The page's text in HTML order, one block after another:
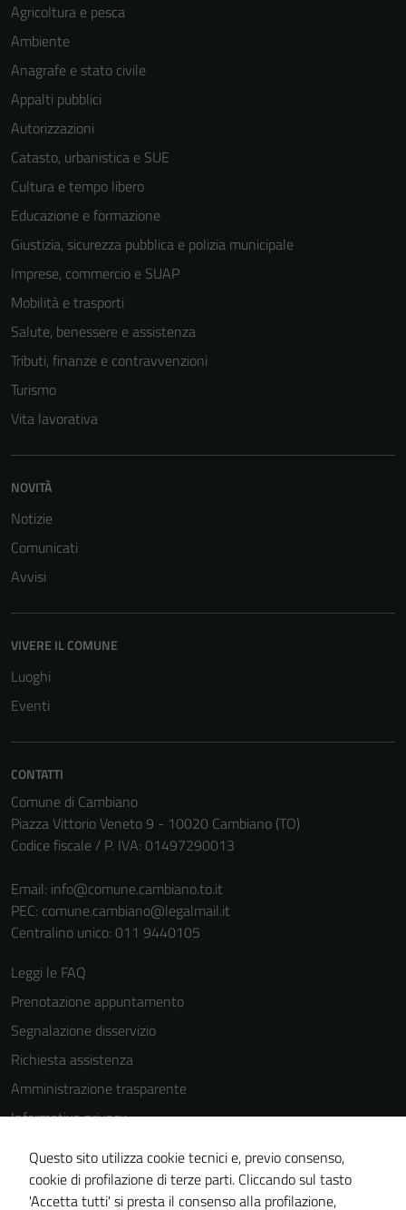
Agricoltura e pesca
Ambiente
Anagrafe e stato civile
Appalti pubblici
Autorizzazioni
Catasto, urbanistica e SUE
Cultura e tempo libero
Educazione e formazione
Giustizia, sicurezza pubblica e polizia municipale
Imprese, commercio e SUAP
Mobilità e trasporti
Salute, benessere e assistenza
Tributi, finanze e contravvenzioni
Turismo
Vita lavorativa
NOVITÀ
Notizie
Comunicati
Avvisi
VIVERE IL COMUNE
Luoghi
Eventi
CONTATTI
Comune di Cambiano
Piazza Vittorio Veneto 9 - 10020 Cambiano (TO)
Codice fiscale / P. IVA: 01497290013
Email: info@comune.cambiano.to.it
PEC: comune.cambiano@legalmail.it
Centralino unico: 011 9440105
Leggi le FAQ
Prenotazione appuntamento
Segnalazione disservizio
Richiesta assistenza
Amministrazione trasparente
Informativa privacy
Cookie Policy
Note legali
Dichiarazione di accessibilità
Questo sito utilizza cookie tecnici e, previo consenso,
cookie di profilazione di terze parti. Cliccando sul tasto
'Accetta tutti' si presta il consenso alla profilazione,
Tecnici
funzionamento
del sito e non